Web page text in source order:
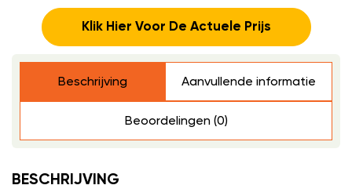
Klik Hier Voor De Actuele Prijs
Beschrijving Aanvullende informatie
Beoordelingen (0)
BESCHRIJVING